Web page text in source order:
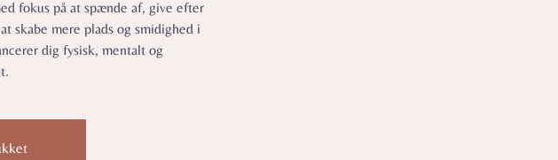
fokus på at spænde af, give efter
skabe mere plads og smidighed i
dig fysisk, mentalt og